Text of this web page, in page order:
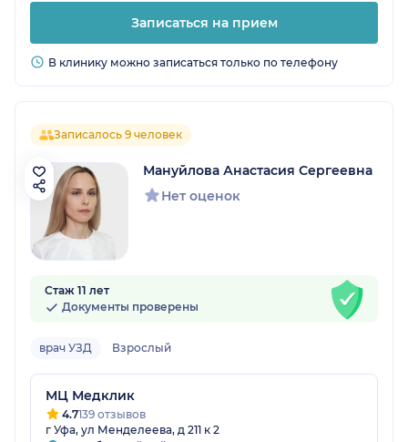
Записаться на прием
В клинику можно записаться только по телефону
Записалось 9 человек
Мануйлова Анастасия Сергеевна
Нет оценок
Стаж 11 лет
Документы проверены
врач УЗД Взрослый
МЦ Медклик
4.7139 отзывов
г Уфа, ул Менделеева, д 211 к 2